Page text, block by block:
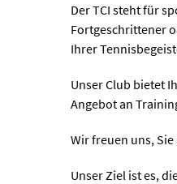
Der TCI steht für
Fortgeschrittener
Ihrer
Unser Club bietet
Angebot an
Wir freuen uns,
Unser Ziel ist es,